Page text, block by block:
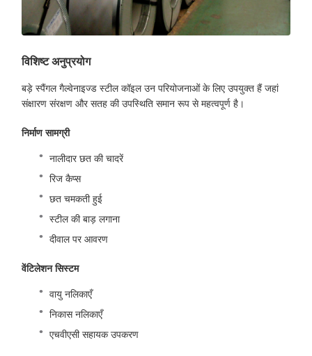
विशिष्ट अनुप्रयोग
बड़े स्पैंगल गैल्वेनाइज्ड स्टील कॉइल उन परियोजनाओं के लिए उपयुक्त हैं जहां
संक्षारण संरक्षण और सतह की उपस्थिति समान रूप से महत्वपूर्ण है।
निर्माण सामग्री
नालीदार छत की चादरें
रिज कैप्स
छत चमकती हुई
स्टील की बाड़ लगाना
दीवाल पर आवरण
वेंटिलेशन सिस्टम
वायु नलिकाएँ
निकास नलिकाएँ
एचवीएसी सहायक उपकरण